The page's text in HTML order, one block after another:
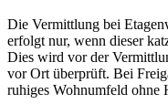
Die Vermittlung bei
erfolgt nur, wenn dieser
Dies wird vor der
vor Ort überprüft. Bei
ruhiges Wohnumfeld ohne